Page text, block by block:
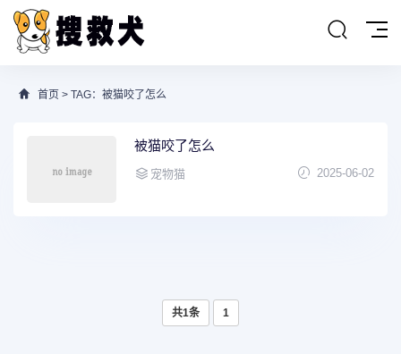
首页 > TAG：被猫咬了怎么
被猫咬了怎么
宠物猫 2025-06-02
共1条 1